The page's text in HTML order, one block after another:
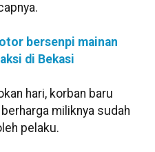
bersenpi mainan
di Bekasi
hari, korban baru
miliknya sudah
pelaku.